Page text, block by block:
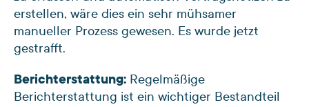
erstellen, wäre dies ein sehr mühsamer
manueller Prozess gewesen. Es wurde jetzt
gestrafft.
Berichterstattung:Regelmäßige
Berichterstattung ist ein wichtiger Bestandteil